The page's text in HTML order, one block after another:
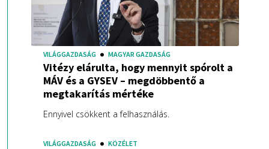
VILÁGGAZDASÁG MAGYAR GAZDASÁG
Vitézy elárulta, hogy mennyit spórolt a
MÁV és a GYSEV – megdöbbentő a
megtakarítás mértéke
Ennyivel csökkent a felhasználás.
VILÁGGAZDASÁG KÖZÉLET